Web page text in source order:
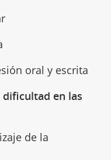
oral y escrita
en las
de la